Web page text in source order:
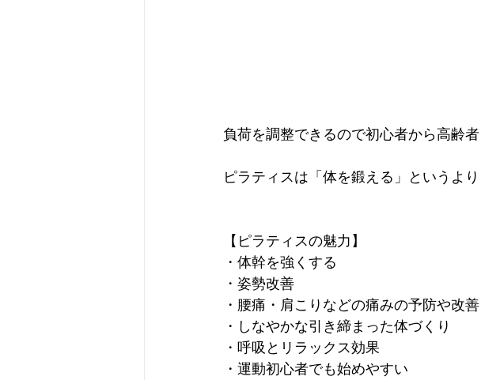
負荷を調整できるので初心者から高齢
ピラティスは「体を鍛える」というよ
【ピラティスの魅力】
・体幹を強くする
・姿勢改善
・腰痛・肩こりなどの痛みの予防や改善
・しなやかな引き締まった体づくり
・呼吸とリラックス効果
・運動初心者でも始めやすい